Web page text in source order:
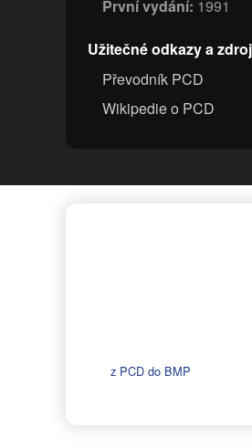
První vydání: 1991
Užitečné odkazy a
Převodník PCD
Wikipedie o PCD
z PCD do BMP